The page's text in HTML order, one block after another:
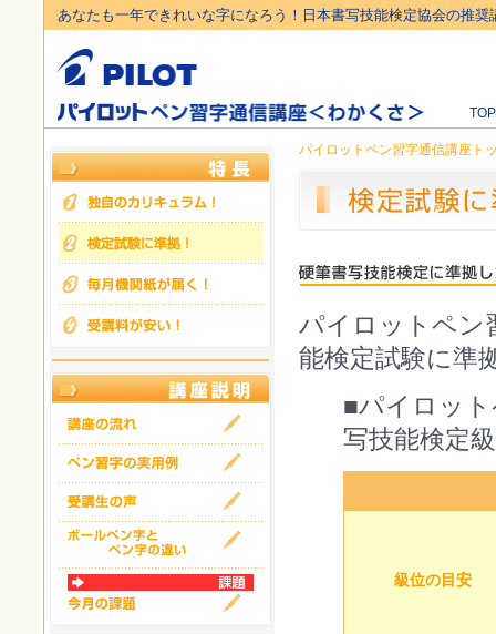
あなたも一年できれいな字になろう！日本書写技能検定協会の推奨
パイロットペン習字通信講座ト
パイロットペン
能検定試験に準
■パイロッ
写技能検定
級位の目安